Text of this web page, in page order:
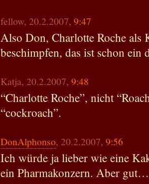
fellow, 20.2.2007, 9:47
Also Don, Charlotte Roche als
beschimpfen, das ist schon ein
Katja, 20.2.2007, 9:48
“Charlotte Roche”, nicht
“cockroach”.
DonAlphonso, 20.2.2007, 9:56
Ich würde ja lieber wie eine
ein Pharmakonzern. Aber gut…